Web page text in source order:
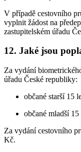
V případě cestovního
vyplnit žádost na
zastupitelském úřadu
12. Jaké jsou
Za vydání
úřadu České republiky:
občané starší 15
občané mladší
Za vydání cestovního
Kč.